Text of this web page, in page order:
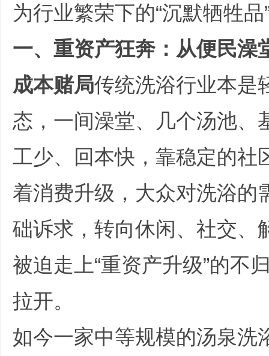
为行业繁荣下的“沉默牺牲品
一、重资产狂奔：从便民澡
成本赌局传统洗浴行业本是
态，一间澡堂、几个汤池、
工少、回本快，靠稳定的社
着消费升级，大众对洗浴的
础诉求，转向休闲、社交、
被迫走上“重资产升级”的不
拉开。
如今一家中等规模的汤泉洗